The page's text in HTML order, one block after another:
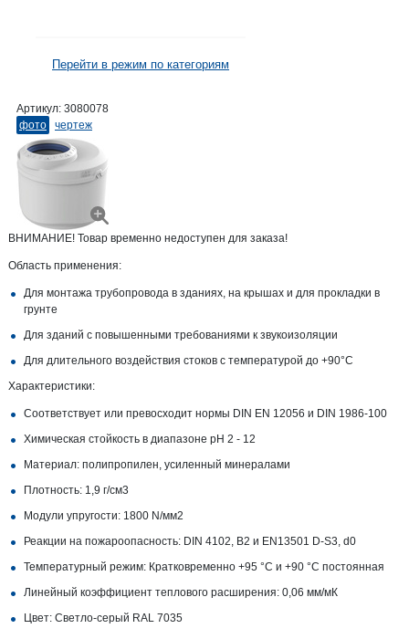
Перейти в режим по категориям
Артикул: 3080078
фото
чертеж
ВНИМАНИЕ! Товар временно недоступен для заказа!
Область применения:
Для монтажа трубопровода в зданиях, на крышах и для прокладки в
грунте
Для зданий с повышенными требованиями к звукоизоляции
Для длительного воздействия стоков с температурой до +90°С
Характеристики:
Соответствует или превосходит нормы DIN EN 12056 и DIN 1986-100
Химическая стойкость в диапазоне pH 2 - 12
Материал: полипропилен, усиленный минералами
Плотность: 1,9 г/см3
Модули упругости: 1800 N/мм2
Реакции на пожароопасность: DIN 4102, B2 и EN13501 D-S3, d0
Температурный режим: Кратковременно +95 °C и +90 °C постоянная
Линейный коэффициент теплового расширения: 0,06 мм/мК
Цвет: Светло-серый RAL 7035